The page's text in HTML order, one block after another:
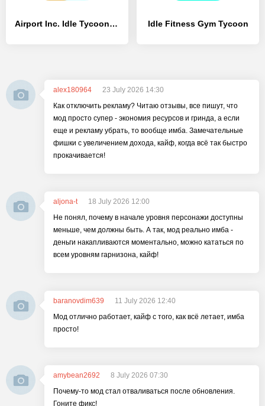
Airport Inc. Idle Tycoon Game Idle Fitness Gym Tycoon
alex180964
23 July 2026 14:30
Как отключить рекламу? Читаю отзывы, все пишут, что
мод просто супер - экономия ресурсов и гринда, а если
еще и рекламу убрать, то вообще имба. Замечательные
фишки с увеличением дохода, кайф, когда всё так быстро
прокачивается!
aljona-t
18 July 2026 12:00
Не понял, почему в начале уровня персонажи доступны
меньше, чем должны быть. А так, мод реально имба -
деньги накапливаются моментально, можно кататься по
всем уровням гарнизона, кайф!
baranovdim639
11 July 2026 12:40
Мод отлично работает, кайф с того, как всё летает, имба
просто!
amybean2692
8 July 2026 07:30
Почему-то мод стал отваливаться после обновления.
Гоните фикс!